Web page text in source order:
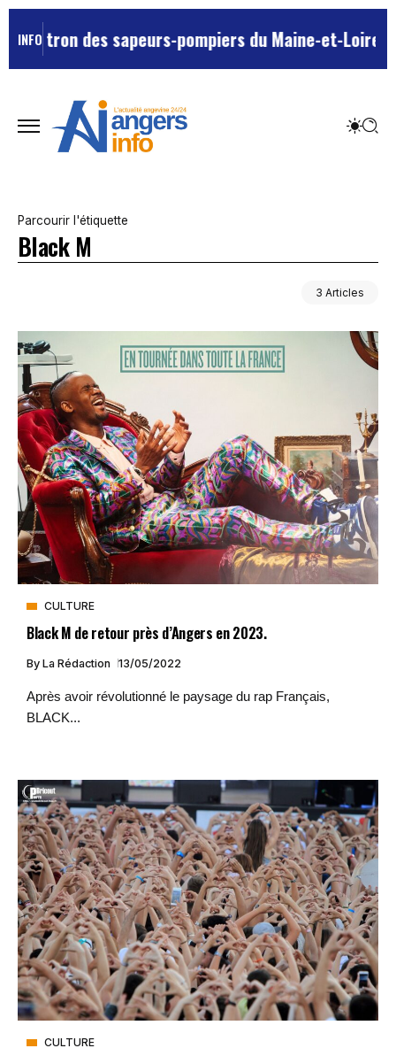
INFO des sapeurs-pompiers du Maine-et-Loire ?
Parcourir l'étiquette
Black M
3 Articles
CULTURE
Black M de retour près d’Angers en 2023.
By La Rédaction 13/05/2022
Après avoir révolutionné le paysage du rap Français,
BLACK...
CULTURE